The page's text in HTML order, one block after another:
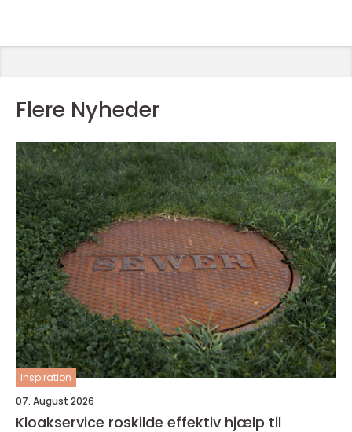
Flere Nyheder
inspiration
07. August 2026
Kloakservice roskilde effektiv hjælp til